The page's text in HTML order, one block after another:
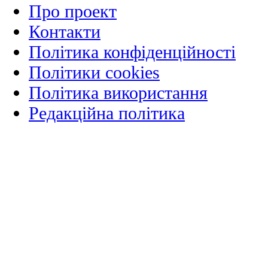
Про проект
Контакти
Політика конфіденційності
Політики cookies
Політика використання
Редакційна політика